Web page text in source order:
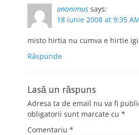
anonimus says:
18 iunie 2008 at 9:35
misto hirtia nu cumva e hirtie
Răspunde
Lasă un răspuns
Adresa ta de email nu va fi
obligatorii sunt marcate cu *
Comentariu *